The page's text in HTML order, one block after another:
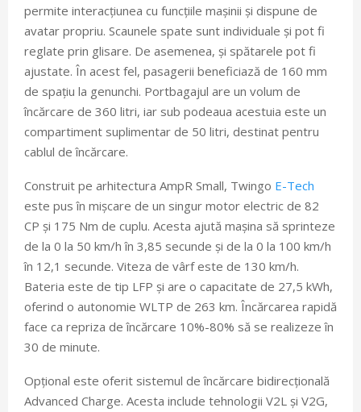
permite interacțiunea cu funcțiile mașinii și dispune de
avatar propriu. Scaunele spate sunt individuale și pot fi
reglate prin glisare. De asemenea, și spătarele pot fi
ajustate. În acest fel, pasagerii beneficiază de 160 mm
de spațiu la genunchi. Portbagajul are un volum de
încărcare de 360 litri, iar sub podeaua acestuia este un
compartiment suplimentar de 50 litri, destinat pentru
cablul de încărcare.
Construit pe arhitectura AmpR Small, Twingo E-Tech
este pus în mișcare de un singur motor electric de 82
CP și 175 Nm de cuplu. Acesta ajută mașina să sprinteze
de la 0 la 50 km/h în 3,85 secunde și de la 0 la 100 km/h
în 12,1 secunde. Viteza de vârf este de 130 km/h.
Bateria este de tip LFP și are o capacitate de 27,5 kWh,
oferind o autonomie WLTP de 263 km. Încărcarea rapidă
face ca repriza de încărcare 10%-80% să se realizeze în
30 de minute.
Opțional este oferit sistemul de încărcare bidirecțională
Advanced Charge. Acesta include tehnologii V2L și V2G,